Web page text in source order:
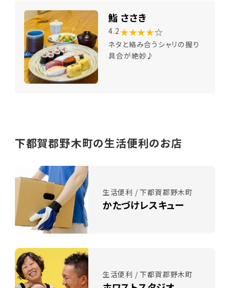
鮨 ささき
4.2 ★★★★☆
ネタと絡み合うシャリの握り
具合が絶妙♪
下都賀郡野木町の生活便利のお店
生活便利 / 下都賀郡野木町
かたづけレスキュー
生活便利 / 下都賀郡野木町